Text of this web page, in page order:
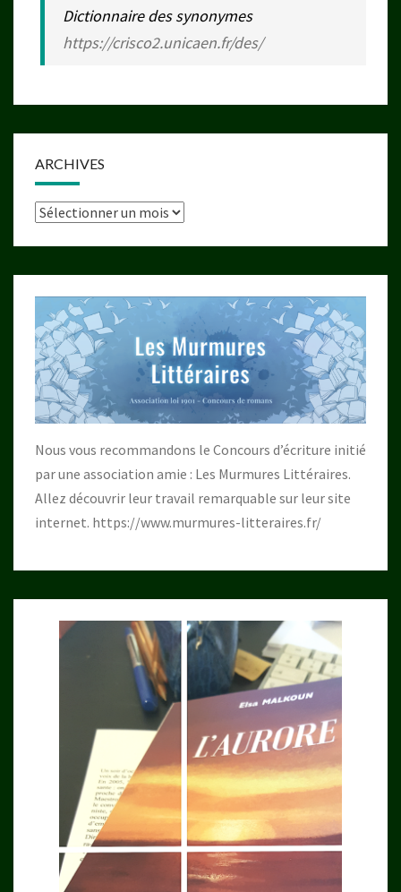
Dictionnaire des synonymes
https://crisco2.unicaen.fr/des/
ARCHIVES
Archives
Nous vous recommandons le Concours d’écriture initié
par une association amie : Les Murmures Littéraires.
Allez découvrir leur travail remarquable sur leur site
internet. https://www.murmures-litteraires.fr/